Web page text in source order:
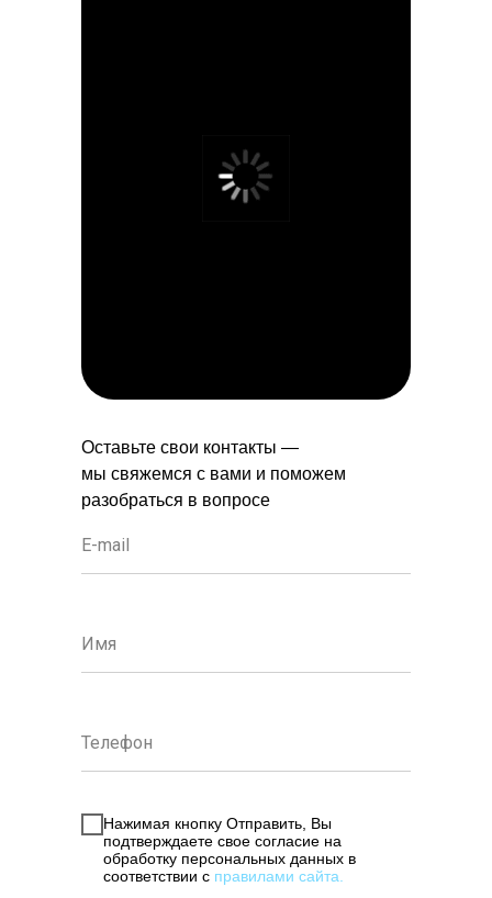
Нажимая кнопку Отправить, Вы
подтверждаете свое согласие на
обработку персональных данных в
соответствии с правилами сайта
Оставьте свои контакты —
мы свяжемся с вами и поможем
разобраться в вопросе